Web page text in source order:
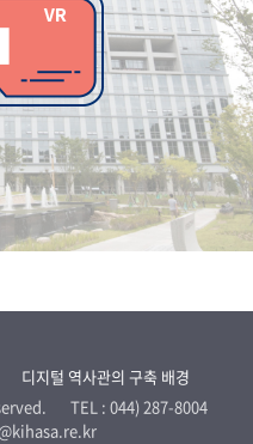
행정박물 영상 기록물
+1주년 광장
디지털 역사관의 구축 배경
TEL : 044) 287-8004